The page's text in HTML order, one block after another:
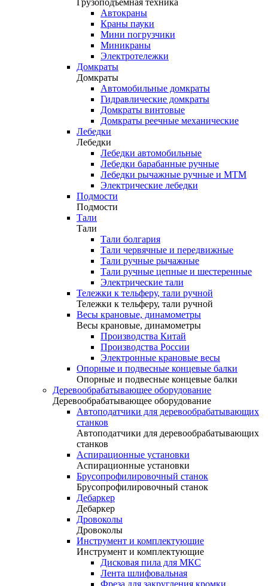
Грузоподъемная техника
Автокраны
Краны пауки
Мини погрузчики
Миникраны
Электротележки
Домкраты
Домкраты
Автомобильные домкраты
Гидравлические домкраты
Домкраты винтовые
Домкраты реечные механические
Лебедки
Лебедки
Лебедки автомобильные
Лебедки барабанные ручные
Лебедки рычажные ручные и МТМ
Электрические лебедки
Подмости
Подмости
Тали
Тали
Тали болгария
Тали червячные и передвижные
Тали ручные рычажные
Тали ручные цепные и шестеренные
Электрические тали
Тележки к тельферу, тали ручной
Тележки к тельферу, тали ручной
Весы крановые, динамометры
Весы крановые, динамометры
Производства Китай
Производства России
Электронные крановые весы
Опорные и подвесные концевые балки
Опорные и подвесные концевые балки
Деревообрабатывающее оборудование
Деревообрабатывающее оборудование
Автоподатчики для деревообрабатывающих
станков
Автоподатчики для деревообрабатывающих
станков
Аспирационные установки
Аспирационные установки
Брусопрофилировочный станок
Брусопрофилировочный станок
Дебаркер
Дебаркер
Дровоколы
Дровоколы
Инструмент и комплектующие
Инструмент и комплектующие
Дисковая пила для МКС
Лента шлифовальная
Фреза для закругления кромки